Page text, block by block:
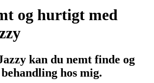
og hurtigt med
kan du nemt finde og
hos mig.